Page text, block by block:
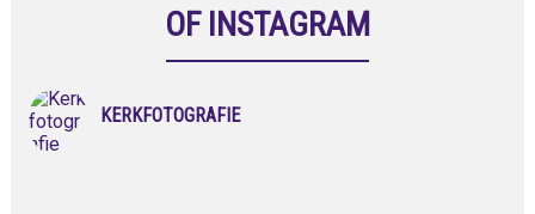
OF INSTAGRAM
KERKFOTOGRAFIE